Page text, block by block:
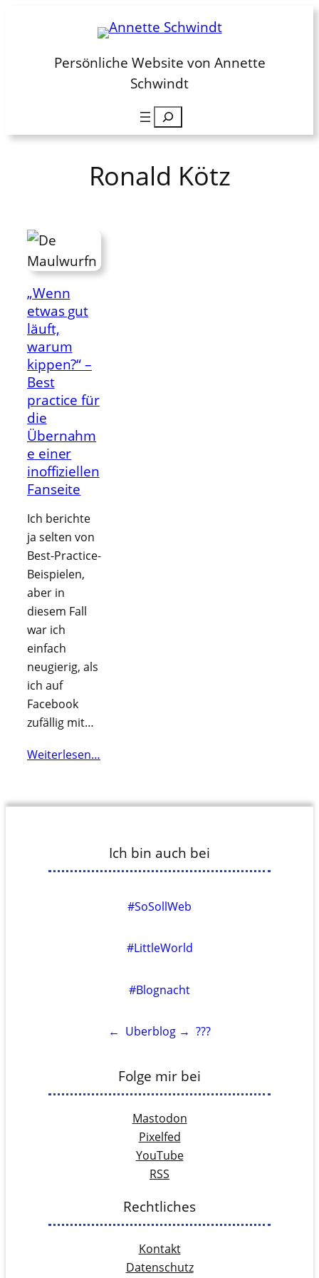
springenPersönliche Website von Annette
Schwindt
Suchen
Ronald Kötz
„Wenn
etwas gut
läuft,
warum
kippen?“ –
Best
practice für
die
Übernahm
e einer
inoffiziellen
Fanseite
Ich berichte
ja selten von
Best-Practice-
Beispielen,
aber in
diesem Fall
war ich
einfach
neugierig, als
ich auf
Facebook
zufällig mit…
Weiterlesen…
Ich bin auch bei
#SoSollWeb
#LittleWorld
#Blognacht
← Uberblog → ???
Folge mir bei
Mastodon
Pixelfed
YouTube
RSS
Rechtliches
Kontakt
Datenschutz